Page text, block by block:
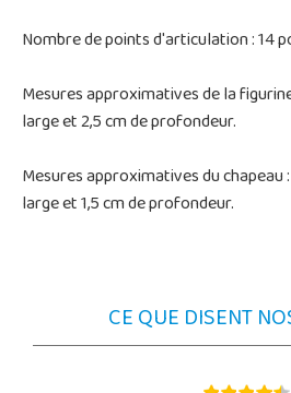
Nombre de points d'articulation : 14
Mesures approximatives de la
large et 2,5 cm de profondeur.
Mesures approximatives du chapeau
large et 1,5 cm de profondeur.
CE QUE DISENT